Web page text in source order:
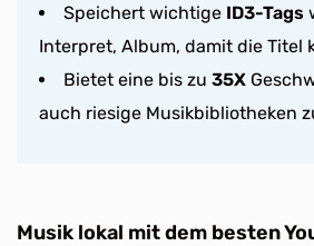
Speichert wichtige ID3-Tags
Interpret, Album, damit die Titel
Bietet eine bis zu 35X
auch riesige Musikbibliotheken
Musik lokal mit dem besten